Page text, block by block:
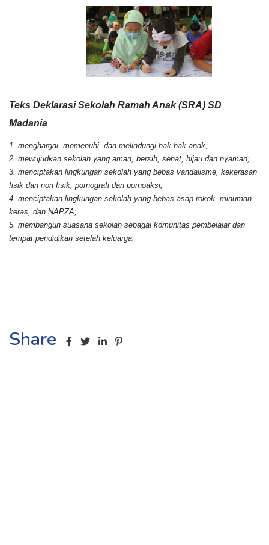
Teks Deklarasi Sekolah Ramah Anak (SRA) SD
Madania
1. menghargai, memenuhi, dan melindungi hak-hak anak;
2. mewujudkan sekolah yang aman, bersih, sehat, hijau dan nyaman;
3. menciptakan lingkungan sekolah yang bebas vandalisme, kekerasan
fisik dan non fisik, pornografi dan pornoaksi;
4. menciptakan lingkungan sekolah yang bebas asap rokok, minuman
keras, dan NAPZA;
5. membangun suasana sekolah sebagai komunitas pembelajar dan
tempat pendidikan setelah keluarga.
Share